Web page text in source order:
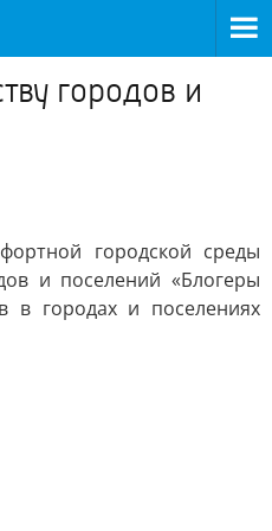
городов и
городской среды
и поселений «Блогеры
в городах и поселениях